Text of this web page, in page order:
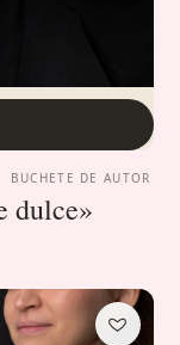
BUCHETE DE AUTOR
dulce»